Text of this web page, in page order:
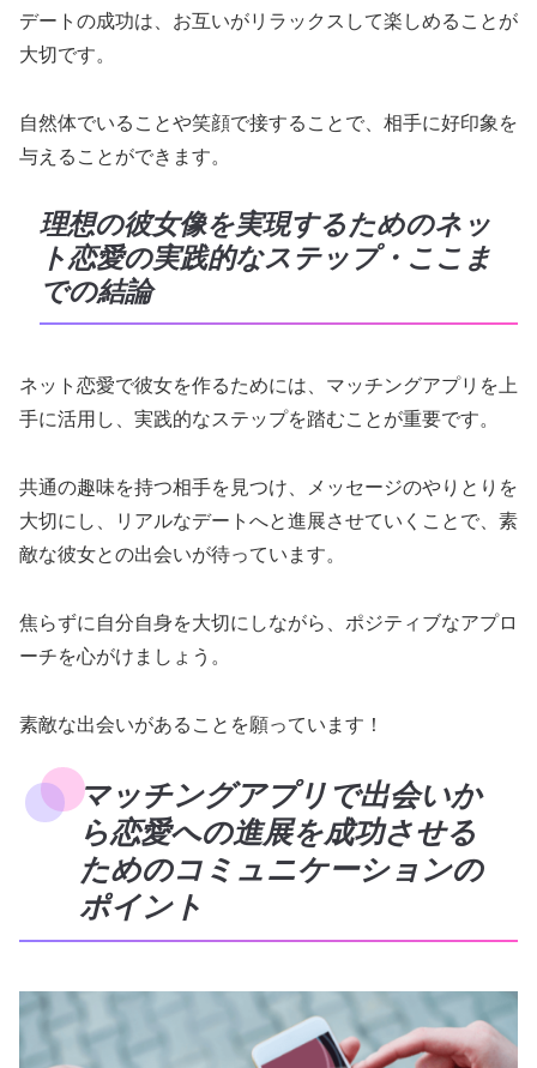
デートの成功は、お互いがリラックスして楽しめることが
大切です。
自然体でいることや笑顔で接することで、相手に好印象を
与えることができます。
理想の彼女像を実現するためのネッ
ト恋愛の実践的なステップ・ここま
での結論
ネット恋愛で彼女を作るためには、マッチングアプリを上
手に活用し、実践的なステップを踏むことが重要です。
共通の趣味を持つ相手を見つけ、メッセージのやりとりを
大切にし、リアルなデートへと進展させていくことで、素
敵な彼女との出会いが待っています。
焦らずに自分自身を大切にしながら、ポジティブなアプロ
ーチを心がけましょう。
素敵な出会いがあることを願っています！
マッチングアプリで出会いか
ら恋愛への進展を成功させる
ためのコミュニケーションの
ポイント